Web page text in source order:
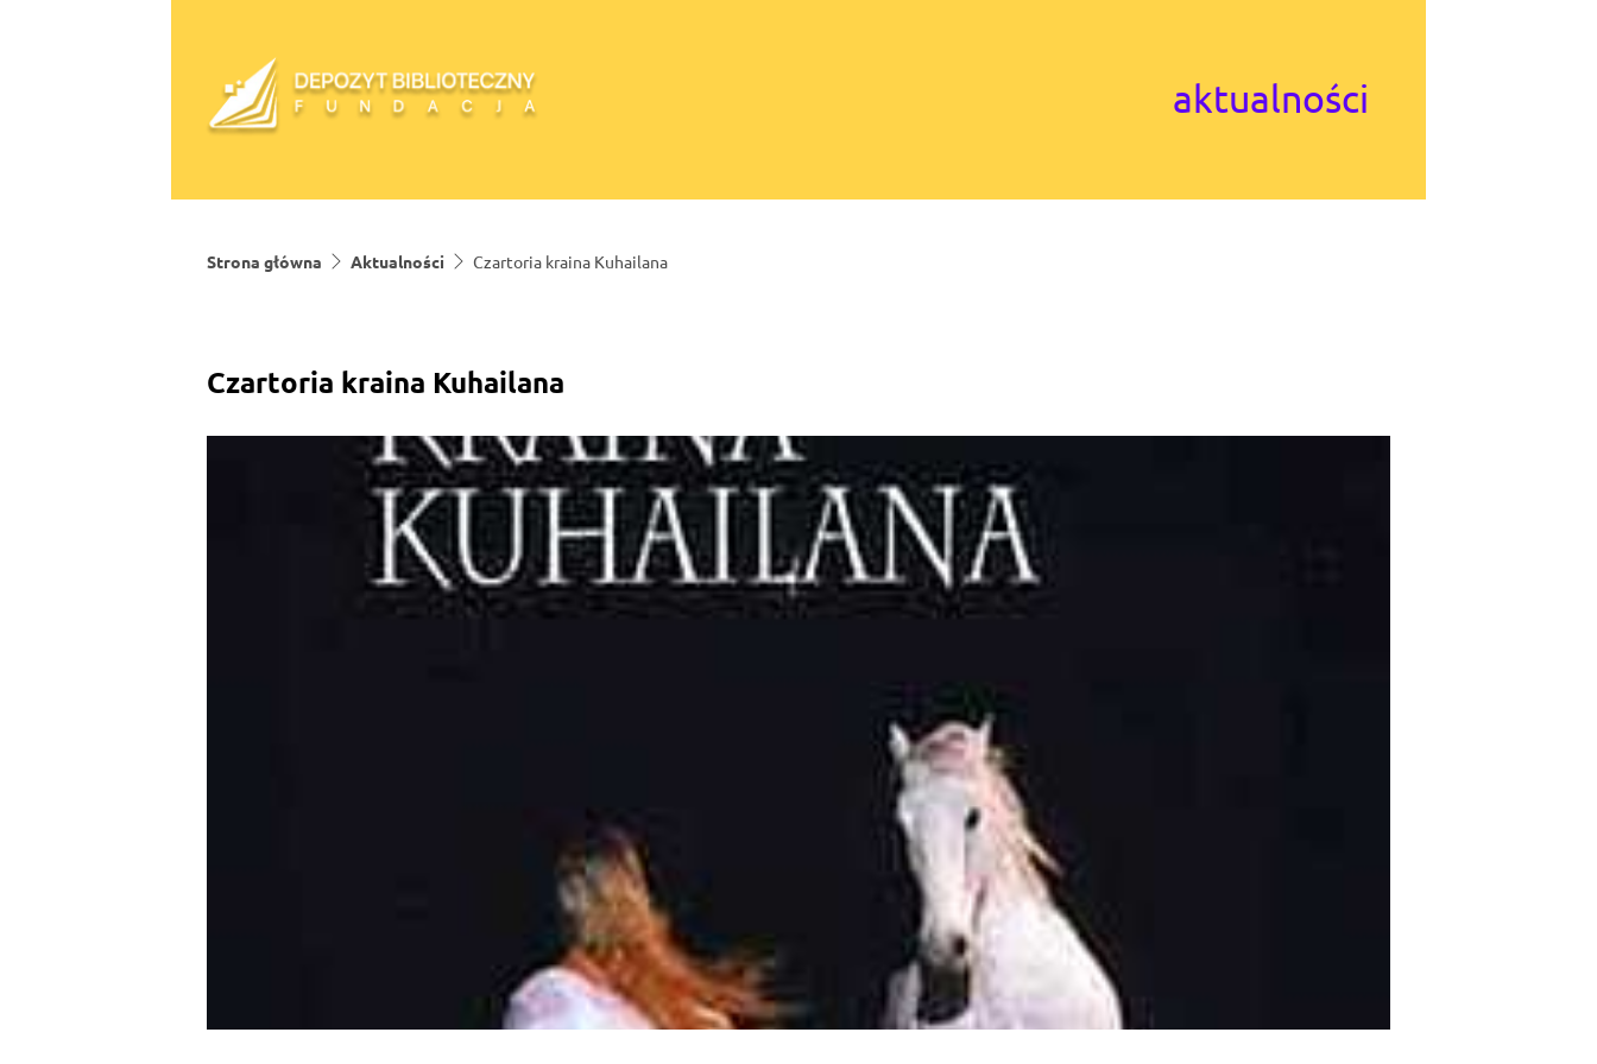
aktualności
Strona główna Aktualności Czartoria kraina Kuhailana
Czartoria kraina Kuhailana